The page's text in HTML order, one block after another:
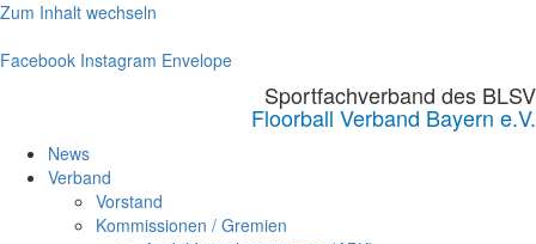
Zum Inhalt wechseln
Facebook Instagram Envelope
Sportfachverband des BLSV
Floorball Verband Bayern e.V.
News
Verband
Vorstand
Kommissionen / Gremien